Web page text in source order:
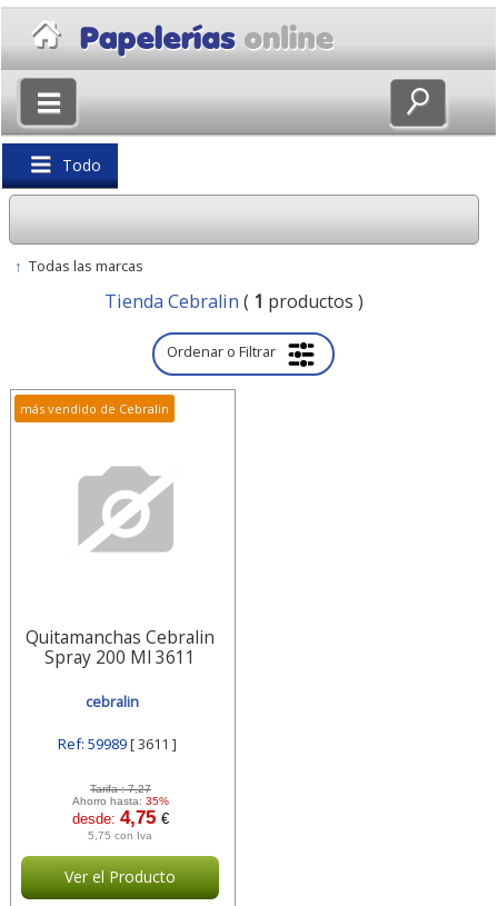
Todo
Volver
↑ Todas las marcas
Tienda Cebralin ( 1 productos )
Ordenar o Filtrar
más vendido de Cebralin
Quitamanchas Cebralin
Spray 200 Ml 3611
cebralin
Ref: 59989[ 3611 ]
Tarifa :7,27
Ahorro hasta: 35%
desde: 4,75 €
5,75 con Iva
Ver el Producto